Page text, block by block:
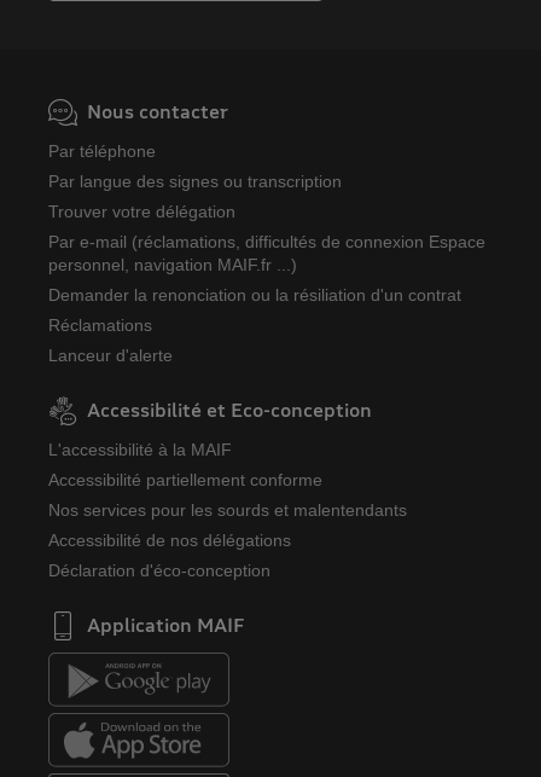
Nous contacter
Par téléphone
Par langue des signes ou transcription
Trouver votre délégation
Par e-mail (réclamations, difficultés de connexion Espace
personnel, navigation MAIF.fr ...)
Demander la renonciation ou la résiliation d'un contrat
Réclamations
Lanceur d'alerte
Accessibilité et Eco-conception
L'accessibilité à la MAIF
Accessibilité partiellement conforme
Nos services pour les sourds et malentendants
Accessibilité de nos délégations
Déclaration d'éco-conception
Application MAIF